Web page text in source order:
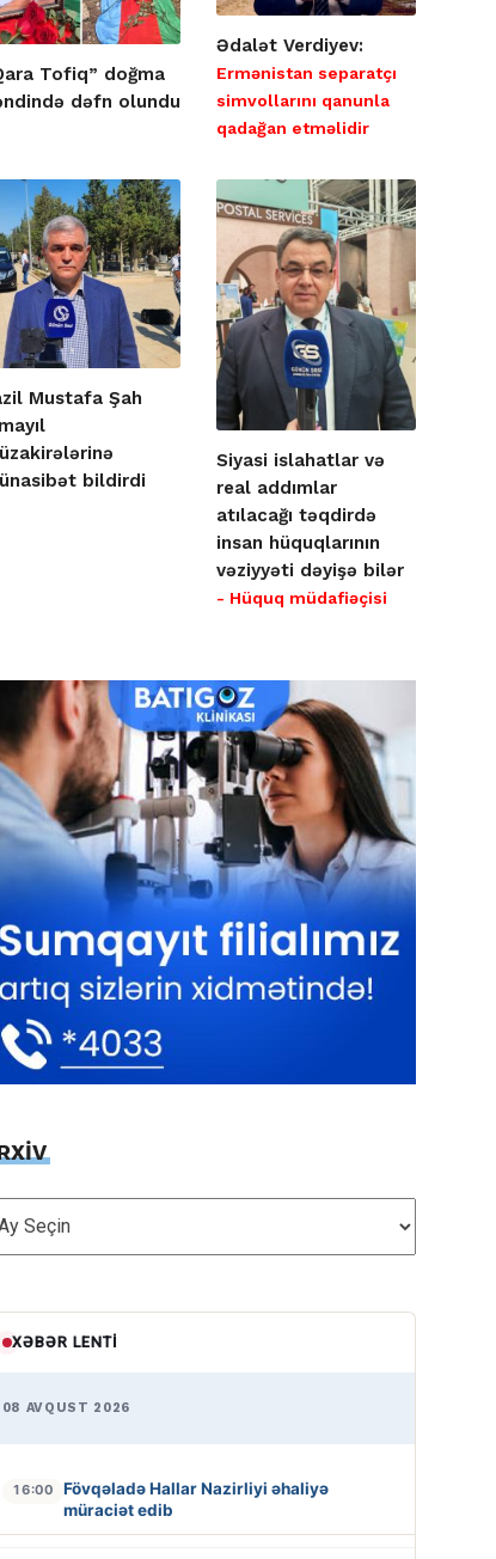
Tofiq” doğma
dəfn olundu
Ədalət Verdiyev:
Ermənistan separatçı
simvollarını qanunla
qadağan etməlidir
Mustafa Şah
bildirdi
Siyasi islahatlar və
real addımlar
atılacağı təqdirdə
insan hüquqlarının
vəziyyəti dəyişə bilər
- Hüquq müdafiəçisi
XƏBƏR LENTI
08 AVQUST 2026
16:00
Fövqəladə Hallar Nazirliyi əhaliyə
müraciət edib